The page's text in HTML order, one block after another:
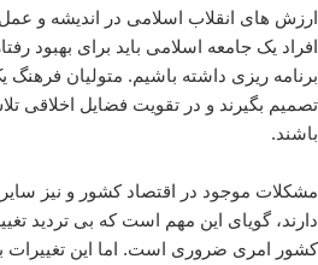
ارزش هاى انقلاب اسلامى در اندیشه و
افراد یک جامعه اسلامى باید براى بهبود
برنامه ریزى داشته باشیم. متولیان فرهنگ
تصمیم بگیرند و در تقویت فضایل اخلاقى
باشند.
مشکلات موجود در اقتصاد کشور و نیز
دارند، گویاى این مهم است که بى تردید
کشور امرى ضرورى است. اما این تغییرات